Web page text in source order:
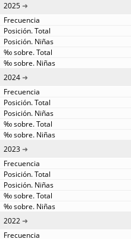
2025
2024
2023
2022